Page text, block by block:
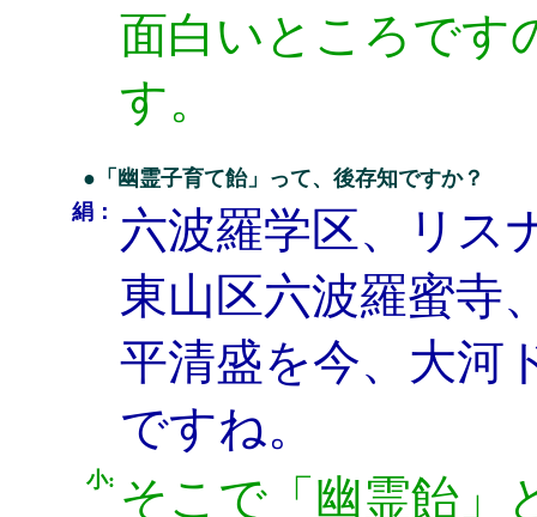
面白いところです
す。
●「幽霊子育て飴」って、後存知ですか？
絹：
六波羅学区、リス
東山区六波羅蜜寺
平清盛を今、大河
ですね。
小: そこで「幽霊飴」